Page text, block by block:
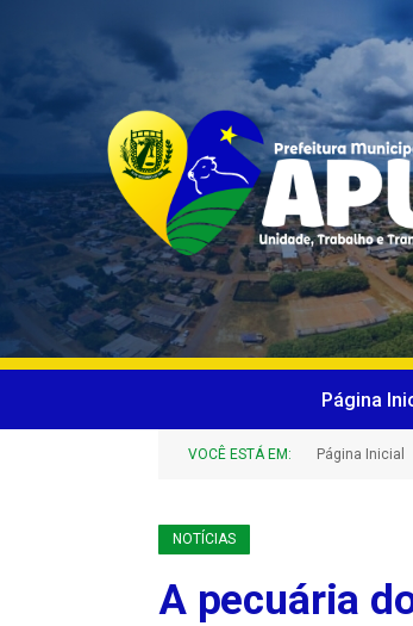
Página
VOCÊ ESTÁ EM: Página Inicial
NOTÍCIAS
A pecuária